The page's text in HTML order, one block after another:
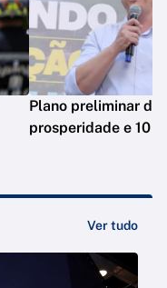
Plano preliminar de
prosperidade e 10
Ver tudo